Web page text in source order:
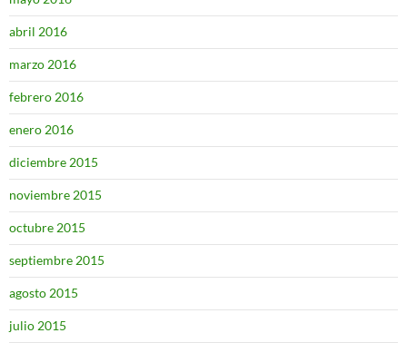
abril 2016
marzo 2016
febrero 2016
enero 2016
diciembre 2015
noviembre 2015
octubre 2015
septiembre 2015
agosto 2015
julio 2015